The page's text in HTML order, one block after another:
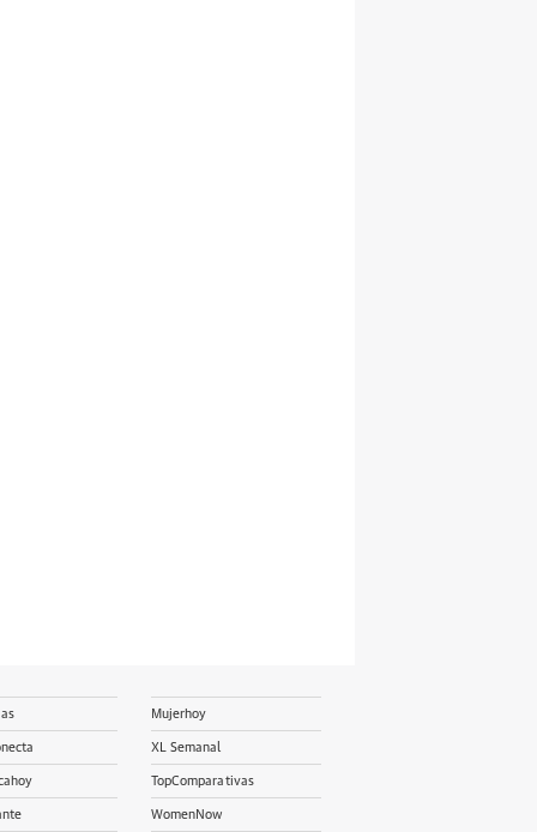
Mujerhoy
XL Semanal
TopComparativas
WomenNow